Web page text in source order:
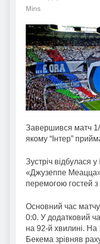
Mins
Завершився матч 1/
якому “Інтер”
Зустріч відбулася у
«Джузеппе
перемогою гостей
Основний час
0:0. У додатковий
на 92-й хвилині.
Бекема зрівняв